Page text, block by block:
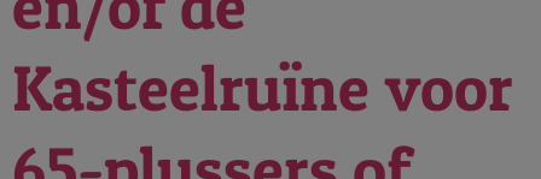
Kasteelruïne voor